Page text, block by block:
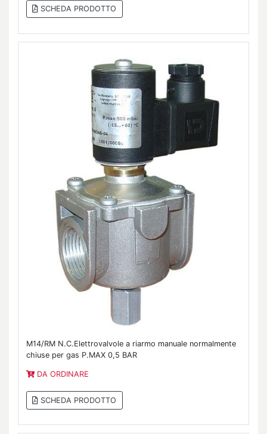
SCHEDA PRODOTTO
M14/RM N.C.Elettrovalvole a riarmo manuale normalmente
chiuse per gas P.MAX 0,5 BAR
DA ORDINARE
SCHEDA PRODOTTO